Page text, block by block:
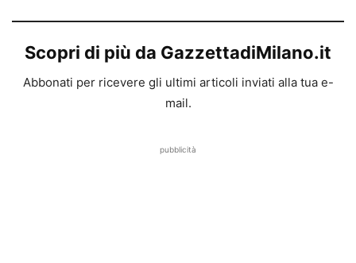
Scopri di più da GazzettadiMilano.it
Abbonati per ricevere gli ultimi articoli inviati alla tua e-
mail.
pubblicità